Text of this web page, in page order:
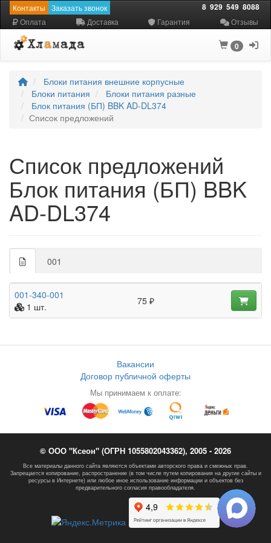
Контакты Заказать звонок 8 929 549 8088
Оплата Доставка Гарантия Отзывы
0
Блоки питания внешние корпусные
Блоки питания
Блоки питания разные
Блок питания (БП) BBK AD-DL374
Список предложений
Список предложений
Блок питания (БП) BBK
AD-DL374
001
001-340-001
1 шт.
75 ₽
Вакансии
Договор публичной оферты
Мы принимаем к оплате:
© ООО "Ксеон" (ОГРН 1055802043362), 2005 - 2026
Все материалы данного сайта являются объектами авторского права и смежных прав.
Запрещается копирование, распространение (в том числе путем копирования на другие сайты и
ресурсы в Интернете) или любое иное использование информации и объектов без
предварительного согласия правообладателя.